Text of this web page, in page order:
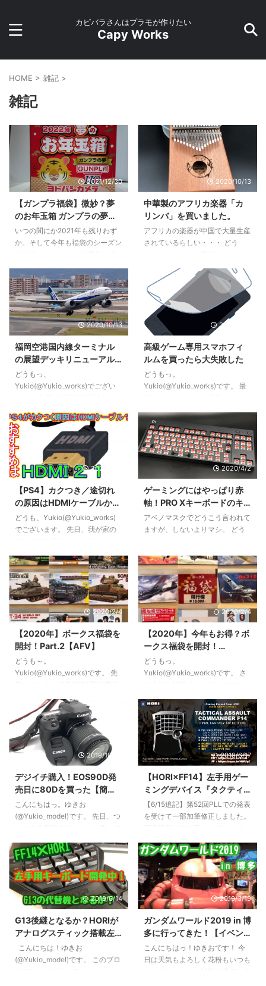
カピバラさんはプラモが作りたい
Capy Works
HOME > 雑記 >
雑記
2021/12/30
【ガンプラ福袋】微妙？夢
のお年玉箱 ガンプラの夢の
中身はどうだ【ヨドバシ福
袋2022】
いつの間にか2021年も残りわず
か。そして今年も福袋のシーズン
のお年玉箱 ガンプラの夢でござ
います。 例年5,000円で販売され
ていたガンプラの夢ですが、今年
から1,5000円と3倍の価格アッ
プ。昨今のガンプラ品不足もあり
抽選倍率は150倍を超えていたよ
うです。すごい。 これが夢のお
年玉箱 ガンプラの夢 2022だ
っ！！ ▲外観。第一印象は「四
角い！そして思ったより小さ
岡に30日に配達 ...
2020/10/13
中華製のアフリカ楽器「カ
リンバ」を買いました。
アフリカの楽器が中国で大量生産
されているらしい・・・ どう
ました。 知る人ぞ知る？アフリ
カの楽器「カリンバ」です。 名
称は色々あるようで親指ピアノや
サムピアノあるいはハンドオルゴ
ールなどと呼ばれ、オルゴールの
起源となったという話もありま
す。 YouTubeでダラダラと動画
漁りをしていたところ、このカリ
ンバを演奏する動画を見たのがそ
もそものきっかけ。 好きな人に
が大好物です ...
2020/10/13
福岡空港国内線ターミナル
の展望デッキリニューアル
が完了！飛行機見るならコ
コ！
どうもっ、
Yukio(@Yukio_works)でござい
ル工事が完了しつつあるとの報告
がありましたので調査してきまし
た。 国内線から飛行機を眺める
サイコーのスポットになっていま
した！ 国内線展望デッキへの行
き方 リニューアル工事中、展望
デッキへのアクセスはターミナル
ビル中央やや南の細い階段のみで
した。 今回のリニューアルでエ
スカレーター及びエレベーターで
手、南到着口/保安検査場南の手
前にあ ...
2020/7/12
高級ゲーム専用スマホフィ
ルムを買ったら大失敗した
どうもっ。
Yukio(@Yukio_works)です。 最
フォン「Xperia1 Ⅱ」用のフィル
ムを買いました。 非光沢でサラ
サラな質感こそ至高。 やっぱり
ゲーム用がなんだかんだサイコー
だな！と思っていた私に、このあ
とバチが当たることになるとは知
る由もなかったのでした。 最高
級クラスの画面保護フィルムを購
入 今回購入した画面保護フィル
ムはTrinity（トリニティ）社製の
3600円 ...
2020/5/11
【PS4】カクつき／途切れ
の原因はHDMIケーブルか
も？プレミアムとスタンダ
ードの違いとおすすめケー
どうも、Yukio(@Yukio_works)
でございます。 先日、我が家の
Orchestra Concert 2019」のブ
ルーレイを再生しようとしたとこ
ろ、再生はできるものの慢性的な
カクつき／数秒の映像と音声の途
切れが発生しました。 実はこの
現象初めてではなかったのです
が、原因がイマイチわからずその
まま我慢していました。 今回、
この途切れカクつき現象をHDMI
ケーブルの交換で解消できたので
2020/4/2
ゲーミングにはやっぱり赤
軸！PRO Xキーボードのキ
ースイッチを交換しまし
た。【ロジクール】
アベノマスクでどうこう言われて
ますが、しないよりマシ。 どう
日ロジクールのゲーミングキーボ
ード「PRO X」を買いました。
http://capyworks.jp/prox_keybo
ard/ このPRO Xは標準で青軸が搭
載されています。スイッチみたい
なカチャカチャ言うザ・メカニカ
ルキーボードという軸です。 店
頭で試したときには青軸も気持ち
いいなーとおもっていたんです。
でも、いざ自宅でかちゃかちゃタ
2020/2/4
【2020年】ボークス福袋を
開封！Part.2【AFV】
どうも～。
Yukio(@Yukio_works)です。 先
2020AFV編ということで中身を
公開してみたいとおもいます。
【2020年】今年もお得？ボーク
ス福袋を開封！Part.1【飛行機】
今回購入したのは飛行機と同じ秋
葉原ラジオ会館内のボークスホビ
ースクエア秋葉原店。 個数制限
は無かったので飛行機と合わせて
２個買って四苦八苦しながら滞在
中のホテルまで帰ったのはいい思
は開封に移ります。 ...
2020/2/4
【2020年】今年もお得？ボ
ークス福袋を開封！
Part.1【飛行機】
どうもっ。
Yukio(@Yukio_works)です。 さ
に続いて買って来ましたよ「ボー
クス福袋2020」 昨年はボークス
福岡SRの5000円福袋2種を買
い、個人的に外さないイメージが
確立されたボークス福袋。 今年
はホビーの聖地秋葉原のボークス
にて福袋を入手してきましたよ
っ。 こちらが今回購入したボー
クス福袋２０２０飛行機１万円。
大きさがわかりにくいですが大き
店舗はホビー天国ではなく、ラジ
...
2019/10/20
デジイチ購入！EOS90D発
売日に80Dを買った【簡単
レビュー】
こんにちはっ。ゆきお
(@Yukio_model)です。 先日、つ
一家は祖父が写真館を経営してお
り、父親も趣味で一眼を所有して
いたのでなかなか自分専用のカメ
ラを持つことがなかったのです。
しかし、家族所有の機材も古くな
り、父親もついにスマホのカメラ
で十分などと言い出す始末・・・
当ブログのプラモデル製作記やキ
ットレビューでは撮影ブース+ス
マホの有料アプリという組み合わ
2019/6/17
【HORI×FF14】左手用ゲー
ミングデバイス『タクティ
カルアサルトコマンダー
F14』完成！第52回PLLから
【6/15追記】第52回PLLでの発表
を受けて一部加筆修正しました。
(@Yukio_model)です。 先日もお
伝えしましたが・・・ G13後継
となるか？HORIがアナログステ
ィック搭載左手キーボード開発
中！【FF14×HORI】 現在アメリ
カ・ロサンゼルスで開催中のE3
スクウェア・エニックスブースに
て、先の第51回プロデューサーレ
ターライブにてモックアップが公
開され開発が進んでいると発表さ
2019/6/14
G13後継となるか？HORIが
アナログスティック搭載左
手キーボード開発中！
【FF14×HORI】
こんにちは！ゆきお
(@Yukio_model)です。 このブロ
2019/3/19
ガンダムワールド2019 in 博
多に行ってきた！【イベン
トレポート】
こんにちはっ！ゆきおです！ 今
日は天気もよろしく花粉もいつも